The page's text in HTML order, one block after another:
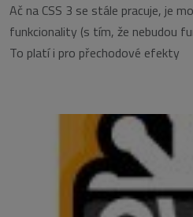
Ač na CSS 3 se stále pracuje, je
funkcionality (s tím, že nebudou
To platí i pro přechodové efekty